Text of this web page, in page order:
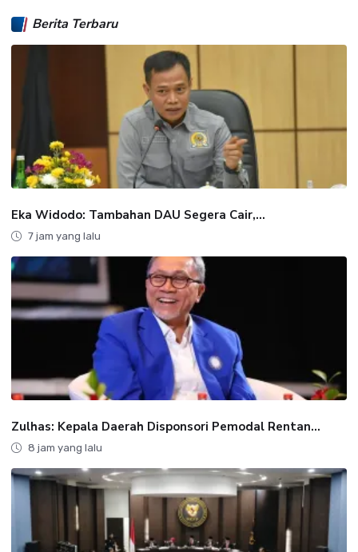
Berita Terbaru
Eka Widodo: Tambahan DAU Segera Cair,...
7 jam yang lalu
Zulhas: Kepala Daerah Disponsori Pemodal Rentan...
8 jam yang lalu